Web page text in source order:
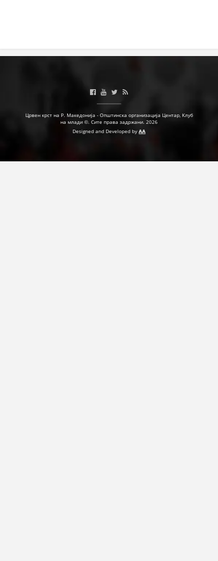
Црвен крст на Р. Македонија - Општинска организација Центар, Клуб
на млади ©. Сите права задржани. 2026
Designed and Developed by AA